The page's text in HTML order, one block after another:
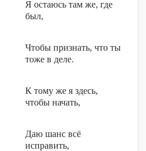
Я остаюсь там же, где
был,
Чтобы признать, что ты
тоже в деле.
К тому же я здесь,
чтобы начать,
Даю шанс всё
исправить,